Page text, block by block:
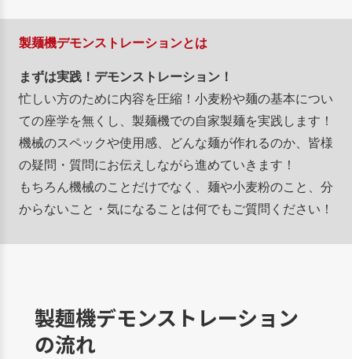
製麺機デモンストレーションとは
まずは実践！デモンストレーション！
忙しい方のために内容を圧縮！小麦粉や麺の基本につい
ての座学を無くし、製麺機での自家製麺を実践します！
機械のスペックや使用感、どんな麺が作れるのか、皆様
の疑問・質問にお伝えしながら進めていきます！
もちろん機械のことだけでなく、麺や小麦粉のこと、分
からないこと・気になることは何でもご質問ください！
製麺機デモンストレーション
の流れ